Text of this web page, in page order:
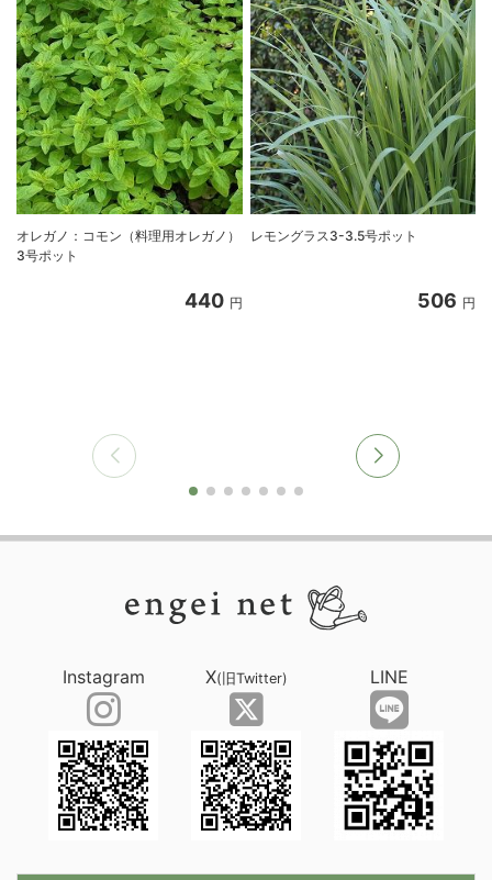
オレガノ：コモン（料理用オレガノ）
3号ポット
440 円
レモングラス3-3.5号ポット
506 円
Instagram X(旧Twitter) LINE